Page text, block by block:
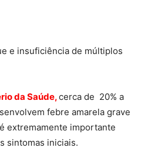
e insuficiência de múltiplos
da Saúde,cerca de 20% a
febre amarela grave
extremamente importante
sintomas iniciais.